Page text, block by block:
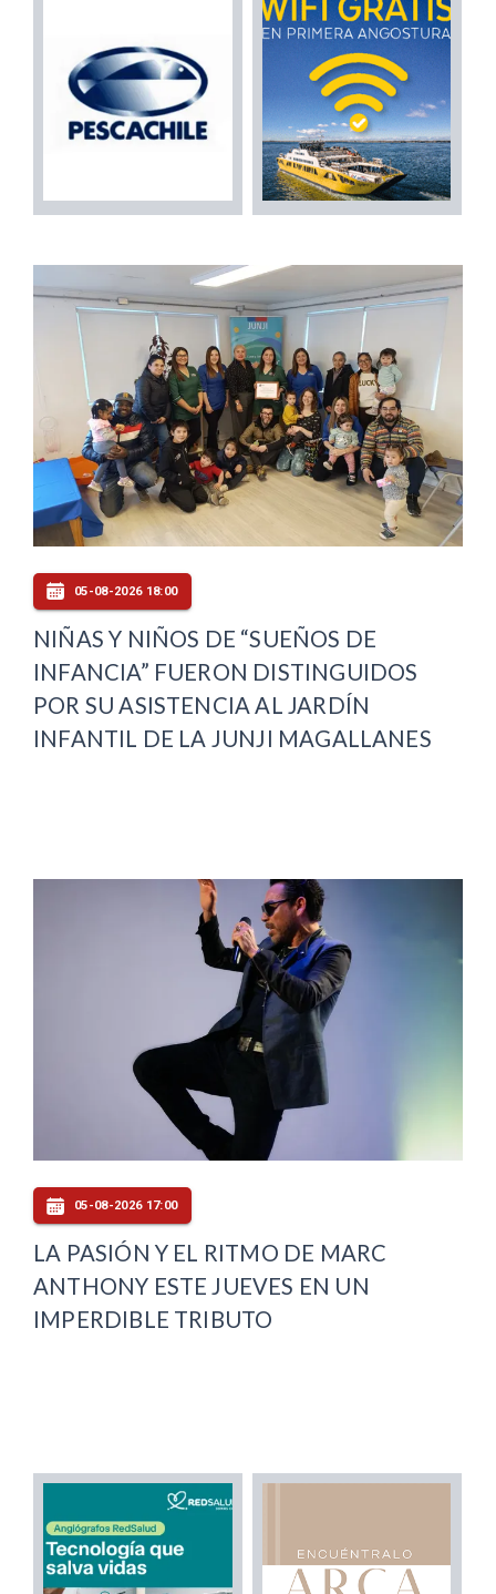
05-08-2026 18:00
NIÑAS Y NIÑOS DE “SUEÑOS DE
INFANCIA” FUERON DISTINGUIDOS
POR SU ASISTENCIA AL JARDÍN
INFANTIL DE LA JUNJI MAGALLANES
05-08-2026 17:00
LA PASIÓN Y EL RITMO DE MARC
ANTHONY ESTE JUEVES EN UN
IMPERDIBLE TRIBUTO